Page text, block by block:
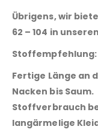
Übrigens, wir
62 – 104 in
Stoffempfehlung:
Fertige Länge an
Nacken bis Saum.
Stoffverbrauch
langärmelige